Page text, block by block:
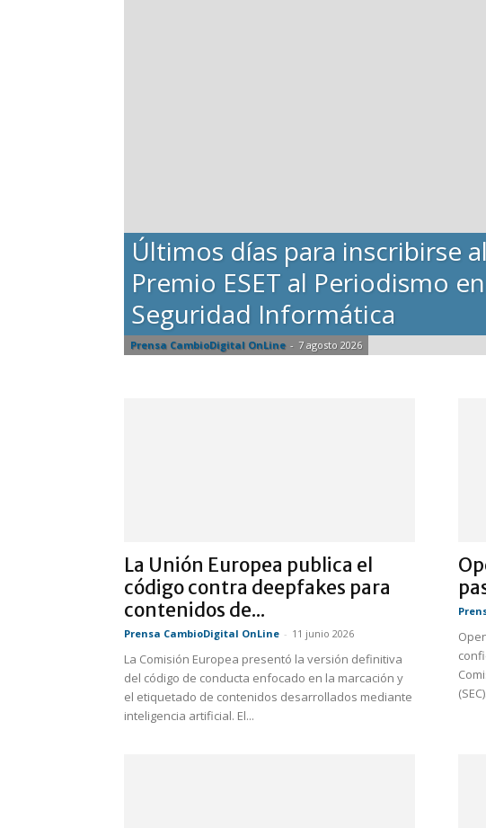
Últimos días para inscribirse al
Premio ESET al Periodismo en
Seguridad Informática
Prensa CambioDigital OnLine - 7 agosto 2026
La Unión Europea publica el
código contra deepfakes para
contenidos de...
Prensa CambioDigital OnLine - 11 junio 2026
La Comisión Europea presentó la versión definitiva
del código de conducta enfocado en la marcación y
el etiquetado de contenidos desarrollados mediante
inteligencia artificial. El...